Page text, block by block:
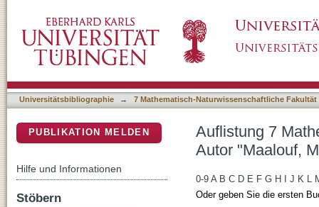
Universitätsbibliographie → 7 Mathematisch-Naturwissenschaftliche Fakultät
Auflistung 7
Autor "Maalouf,
0-9 A B C D E F G H J K L
Oder geben Sie die ersten
PUBLIKATION MELDEN
Hilfe und Informationen
Stöbern